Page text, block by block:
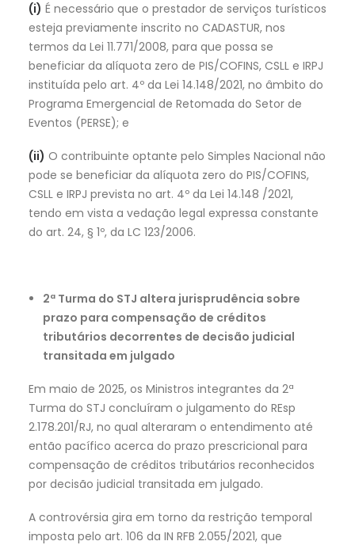
(i) É necessário que o prestador de serviços turísticos
esteja previamente inscrito no CADASTUR, nos
termos da Lei 11.771/2008, para que possa se
beneficiar da alíquota zero de PIS/COFINS, CSLL e IRPJ
instituída pelo art. 4º da Lei 14.148/2021, no âmbito do
Programa Emergencial de Retomada do Setor de
Eventos (PERSE); e
(ii) O contribuinte optante pelo Simples Nacional não
pode se beneficiar da alíquota zero do PIS/COFINS,
CSLL e IRPJ prevista no art. 4º da Lei 14.148 /2021,
tendo em vista a vedação legal expressa constante
do art. 24, § 1º, da LC 123/2006.
2ª Turma do STJ altera jurisprudência sobre
prazo para compensação de créditos
tributários decorrentes de decisão judicial
transitada em julgado
Em maio de 2025, os Ministros integrantes da 2ª
Turma do STJ concluíram o julgamento do REsp
2.178.201/RJ, no qual alteraram o entendimento até
então pacífico acerca do prazo prescricional para
compensação de créditos tributários reconhecidos
por decisão judicial transitada em julgado.
A controvérsia gira em torno da restrição temporal
imposta pelo art. 106 da IN RFB 2.055/2021, que